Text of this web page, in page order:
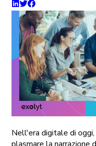
Nell'era digitale di